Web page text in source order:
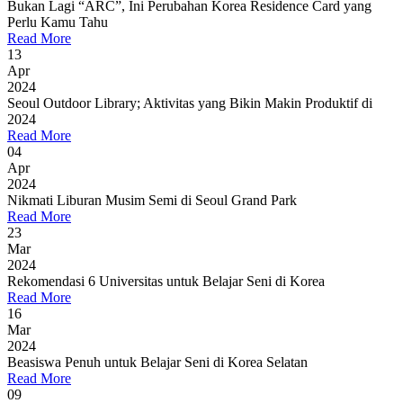
Bukan Lagi “ARC”, Ini Perubahan Korea Residence Card yang
Perlu Kamu Tahu
Read More
13
Apr
2024
Seoul Outdoor Library; Aktivitas yang Bikin Makin Produktif di
2024
Read More
04
Apr
2024
Nikmati Liburan Musim Semi di Seoul Grand Park
Read More
23
Mar
2024
Rekomendasi 6 Universitas untuk Belajar Seni di Korea
Read More
16
Mar
2024
Beasiswa Penuh untuk Belajar Seni di Korea Selatan
Read More
09